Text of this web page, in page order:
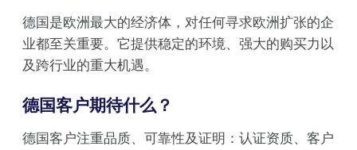
德国是欧洲最大的经济体，对任何寻求欧洲扩张的企
业都至关重要。它提供稳定的环境、强大的购买力以
及跨行业的重大机遇。
德国客户期待什么？
德国客户注重品质、可靠性及证明：认证资质、客户